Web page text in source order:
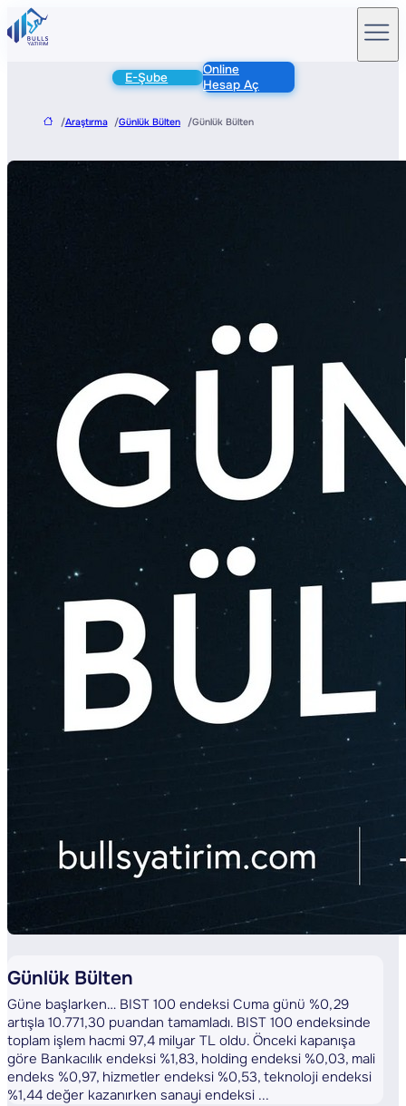
E-Şube
Online
Hesap Aç
/Araştırma /Günlük Bülten /Günlük Bülten
Günlük Bülten
Güne başlarken… BIST 100 endeksi Cuma günü %0,29
artışla 10.771,30 puandan tamamladı. BIST 100 endeksinde
toplam işlem hacmi 97,4 milyar TL oldu. Önceki kapanışa
göre Bankacılık endeksi %1,83, holding endeksi %0,03, mali
endeks %0,97, hizmetler endeksi %0,53, teknoloji endeksi
%1,44 değer kazanırken sanayi endeksi ...